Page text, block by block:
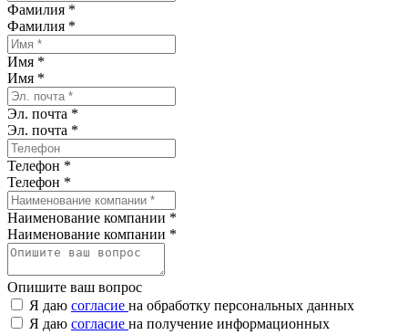
Фамилия *
Фамилия *
Имя *
Имя *
Эл. почта *
Эл. почта *
Телефон *
Телефон *
Наименование компании *
Наименование компании *
Опишите ваш вопрос
Я даю согласие на обработку персональных данных
Я даю согласие на получение информационных